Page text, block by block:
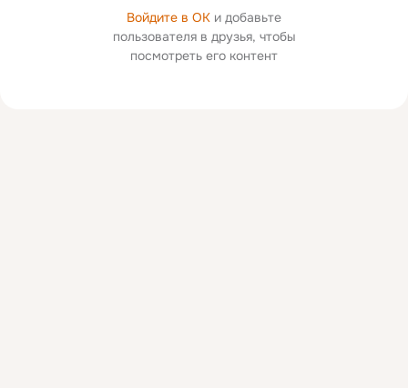
Войдите в ОК и добавьте
пользователя в друзья, чтобы
посмотреть его контент